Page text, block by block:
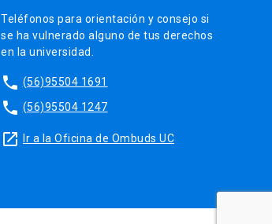
Teléfonos para orientación y consejo si
se ha vulnerado alguno de tus derechos
en la universidad.
phone (56)95504 1691
phone (56)95504 1247
launch Ir a la Oficina de Ombuds UC